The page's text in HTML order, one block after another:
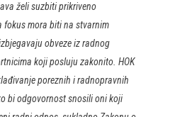
želi suzbiti prikriveno
fokus mora biti na stvarnim
obveze iz radnog
koji posluju zakonito. HOK
poreznih i radnopravnih
bi odgovornost snosili oni koji